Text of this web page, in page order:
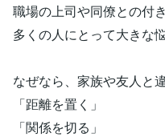
職場の上司や同僚との付
多くの人にとって大きな
なぜなら、家族や友人と
「距離を置く」
「関係を切る」